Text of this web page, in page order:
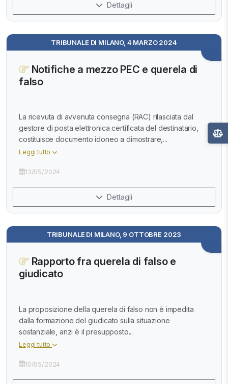
Dettagli
TRIBUNALE DI MILANO, 4 MARZO 2024
Notifiche a mezzo PEC e querela di
falso
La ricevuta di avvenuta consegna (RAC) rilasciata dal
gestore di posta elettronica certificata del destinatario,
costituisce documento idoneo a dimostrare,...
Leggi tutto
13/05/2024
Dettagli
TRIBUNALE DI MILANO, 9 OTTOBRE 2023
Rapporto fra querela di falso e
giudicato
La proposizione della querela di falso non è impedita
dalla formazione del giudicato sulla situazione
sostanziale, anzi è il presupposto...
Leggi tutto
10/05/2024